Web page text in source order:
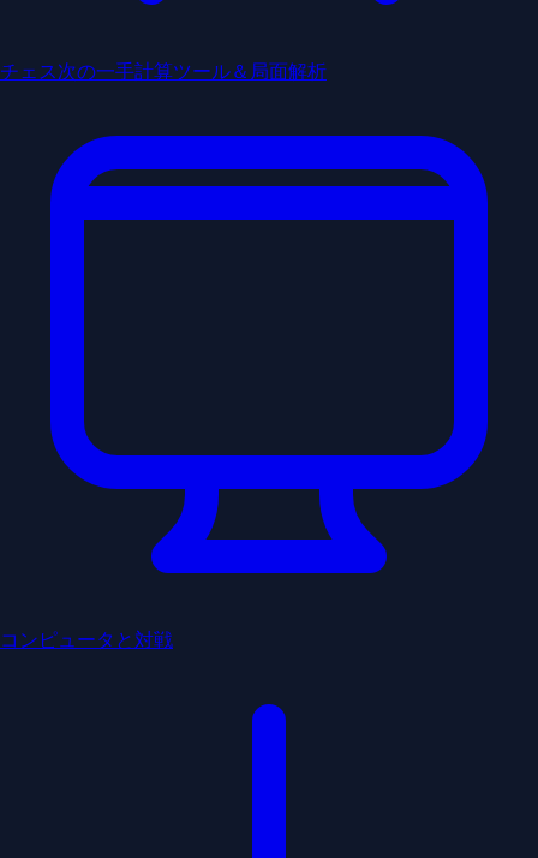
チェス次の一手計算ツール＆局面解析
コンピュータと対戦